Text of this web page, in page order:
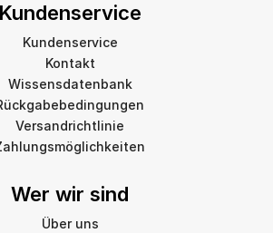
Kundenservice
Kundenservice
Kontakt
Wissensdatenbank
Versandrichtlinie
Wer wir sind
Über uns